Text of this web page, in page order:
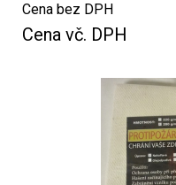
dostupnost : obvykle do 10
Cena bez DPH
Cena vč. DPH